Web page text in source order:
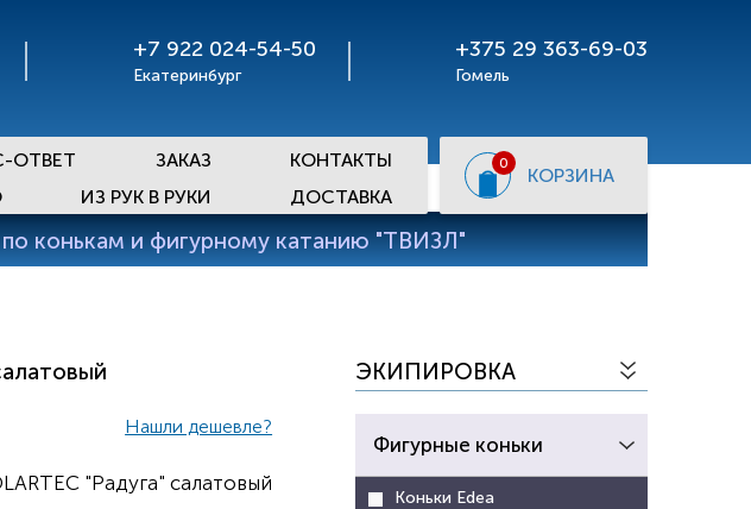
+7 922 024-54-50
Екатеринбург
+375 29 363-69-03
Гомель
ОТВЕТ ЗАКАЗ
КОНТАКТЫ
ИЗ РУК В РУКИ ДОСТАВКА
0
КОРЗИНА
по конькам и фигурному катанию "ТВИЗЛ"
Нашли дешевле?
"Радуга" салатовый
ЭКИПИРОВКА
Фигурные коньки
Коньки Edea